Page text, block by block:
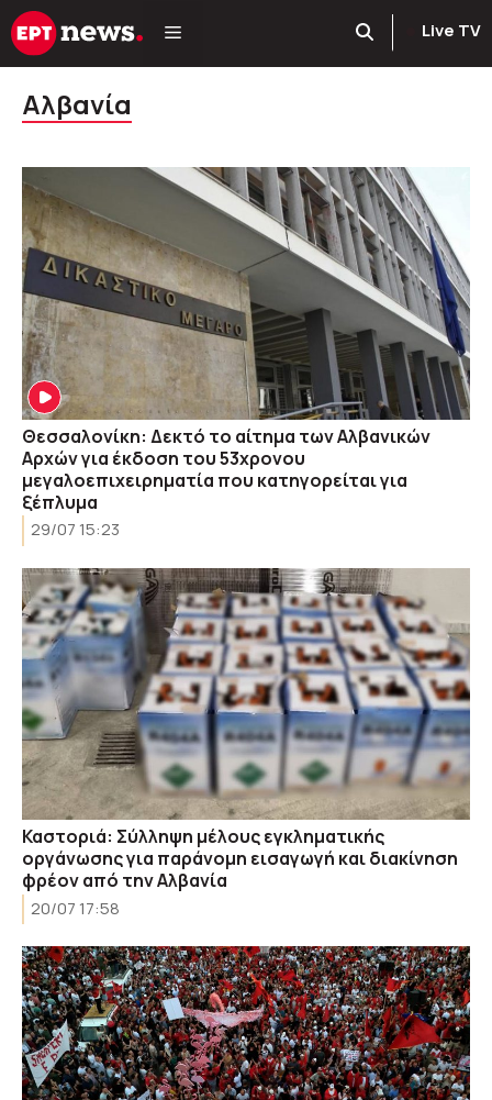
Μετάβαση
σε
Live TV
Αλβανία
Θεσσαλονίκη: Δεκτό το αίτημα των Αλβανικών
Αρχών για έκδοση του 53χρονου
μεγαλοεπιχειρηματία που κατηγορείται για
ξέπλυμα
29/07 15:23
Καστοριά: Σύλληψη μέλους εγκληματικής
οργάνωσης για παράνομη εισαγωγή και διακίνηση
φρέον από την Αλβανία
20/07 17:58